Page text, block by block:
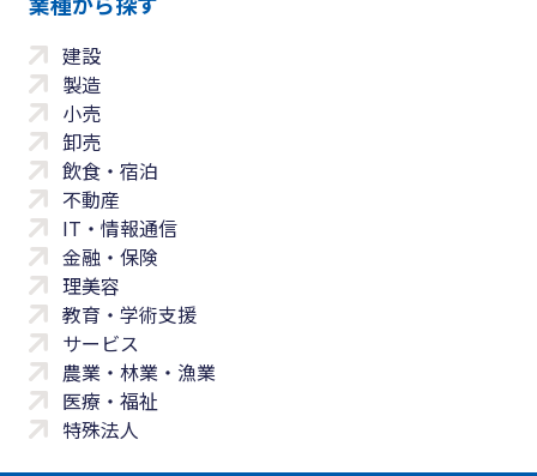
建設
製造
小売
卸売
飲食・宿泊
不動産
IT・情報通信
金融・保険
理美容
教育・学術支援
サービス
農業・林業・漁業
医療・福祉
特殊法人